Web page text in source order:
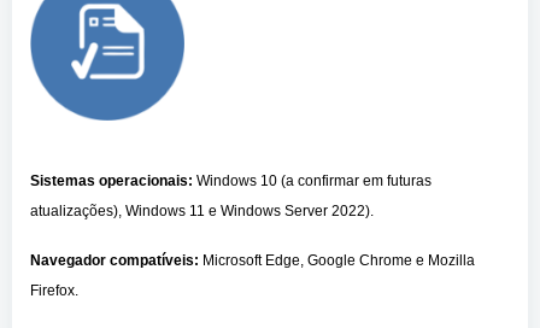
Sistemas operacionais: Windows 10 (a confirmar em futuras
atualizações), Windows 11 e Windows Server 2022).
Navegador compatíveis: Microsoft Edge, Google Chrome e Mozilla
Firefox.